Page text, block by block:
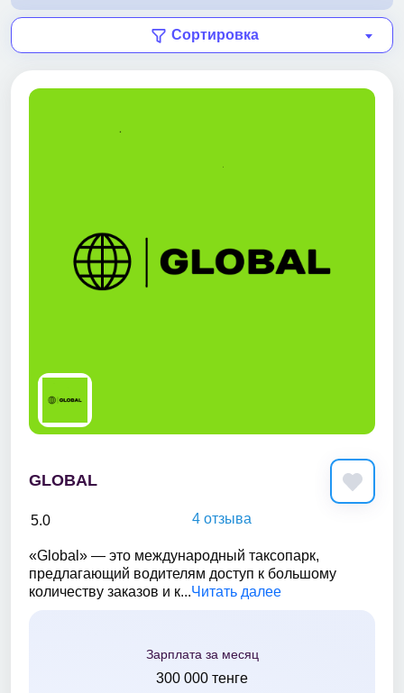
Сортировка
GLOBAL
5.0 4 отзыва
«Global» — это международный таксопарк,
предлагающий водителям доступ к большому
количеству заказов и к...Читать далее
Зарплата за месяц
300 000 тенге